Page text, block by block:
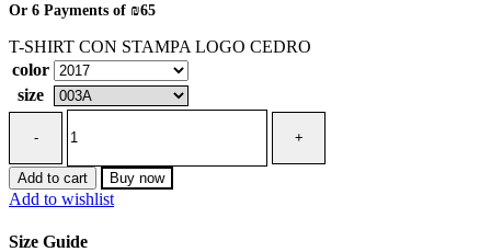
₪390
₪438
Or 6 Payments of ₪65
T-SHIRT CON STAMPA LOGO CEDRO
color
size
SHIRT
CEDRO
LOGO
quantity
Add to cart Buy now
Add to wishlist
Size Guide